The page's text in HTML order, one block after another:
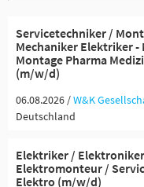
Servicetechniker /
Mechaniker Elektriker -
Montage Pharma
(m/w/d)
06.08.2026 /W&K
Deutschland
Elektriker /
Elektromonteur /
Elektro (m/w/d)